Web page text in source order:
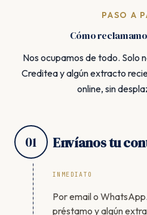
PASO A
Cómo
Nos ocupamos de todo. Solo
Creditea y algún extracto
online, sin
01 Envíanos tu
INMEDIATO
Por email o
préstamo y algún